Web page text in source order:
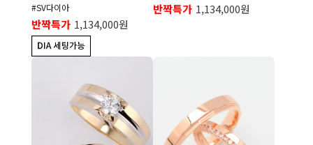
#SV다이아
반짝특가 1,134,000원
반짝특가 1,134,000원